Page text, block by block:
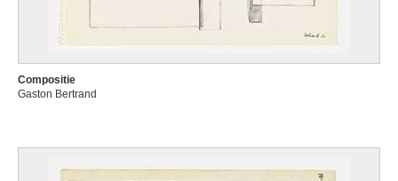
Compositie
Gaston Bertrand